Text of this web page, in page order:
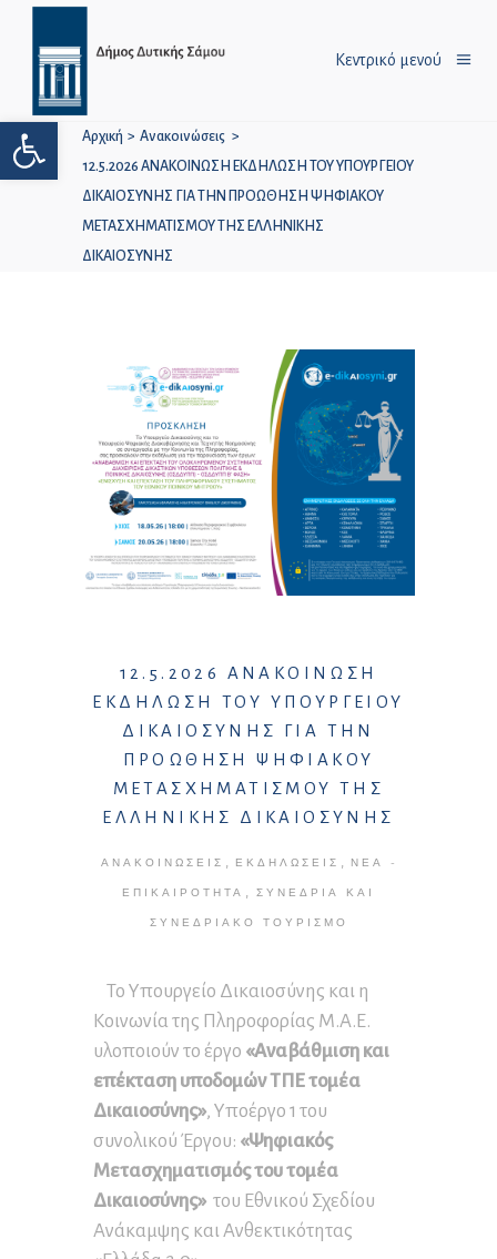
Ανοίξτε τη γραμμή εργαλείων
Κεντρικό μενού
Αρχική > Ανακοινώσεις >
12.5.2026 ΑΝΑΚΟΙΝΩΣΗ ΕΚΔΗΛΩΣΗ ΤΟΥ ΥΠΟΥΡΓΕΙΟΥ
ΔΙΚΑΙΟΣΥΝΗΣ ΓΙΑ ΤΗΝ ΠΡΟΩΘΗΣΗ ΨΗΦΙΑΚΟΥ
ΜΕΤΑΣΧΗΜΑΤΙΣΜΟΥ ΤΗΣ ΕΛΛΗΝΙΚΗΣ
ΔΙΚΑΙΟΣΥΝΗΣ
12.5.2026 ΑΝΑΚΟΙΝΩΣΗ
ΕΚΔΗΛΩΣΗ ΤΟΥ ΥΠΟΥΡΓΕΙΟΥ
ΔΙΚΑΙΟΣΥΝΗΣ ΓΙΑ ΤΗΝ
ΠΡΟΩΘΗΣΗ ΨΗΦΙΑΚΟΥ
ΜΕΤΑΣΧΗΜΑΤΙΣΜΟΥ ΤΗΣ
ΕΛΛΗΝΙΚΗΣ ΔΙΚΑΙΟΣΥΝΗΣ
ΑΝΑΚΟΙΝΏΣΕΙΣ , ΕΚΔΗΛΏΣΕΙΣ , ΝΈΑ -
ΕΠΙΚΑΙΡΌΤΗΤΑ , ΣΥΝΈΔΡΙΑ ΚΑΙ
ΣΥΝΕΔΡΙΑΚΌ ΤΟΥΡΙΣΜΌ
Το Υπουργείο Δικαιοσύνης και η
Κοινωνία της Πληροφορίας Μ.Α.Ε.
υλοποιούν το έργο «Αναβάθμιση και
επέκταση υποδομών ΤΠΕ τομέα
Δικαιοσύνης», Υποέργο 1 του
συνολικού Έργου: «Ψηφιακός
Μετασχηματισμός του τομέα
Δικαιοσύνης» του Εθνικού Σχεδίου
Ανάκαμψης και Ανθεκτικότητας